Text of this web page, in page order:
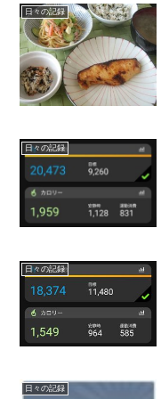
日々の記録
日々の記録
日々の記録
日々の記録